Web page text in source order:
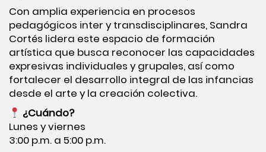
Con amplia experiencia en procesos
pedagógicos inter y transdisciplinares, Sandra
Cortés lidera este espacio de formación
artística que busca reconocer las capacidades
expresivas individuales y grupales, así como
fortalecer el desarrollo integral de las infancias
desde el arte y la creación colectiva.
¿Cuándo?
Lunes y viernes
3:00 p.m. a 5:00 p.m.